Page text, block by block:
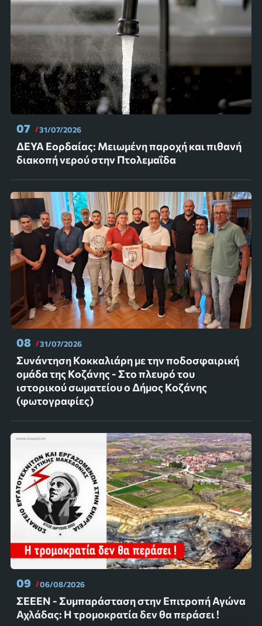
07 31/07/2026
ΔΕΥΑ Εορδαίας: Μειωμένη παροχή και πιθανή
διακοπή νερού στην Πτολεμαΐδα
08 31/07/2026
Συνάντηση Κοκκαλιάρη με την ποδοσφαιρική
ομάδα της Κοζάνης - Στο πλευρό του
ιστορικού σωματείου ο Δήμος Κοζάνης
(φωτογραφίες)
09 06/08/2026
ΣΕΕΕΝ - Συμπαράσταση στην Επιτροπή Αγώνα
Αχλάδας: Η τρομοκρατία δεν θα περάσει !